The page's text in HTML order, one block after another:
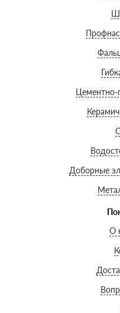
Цементно-
Доборные
О